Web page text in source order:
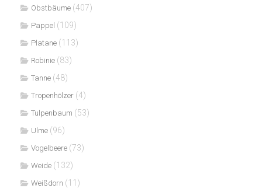
Obstbäume (407)
Pappel (109)
Platane (113)
Robinie (83)
Tanne (48)
Tropenhölzer (4)
Tulpenbaum (53)
Ulme (96)
Vogelbeere (73)
Weide (132)
Weißdorn (11)